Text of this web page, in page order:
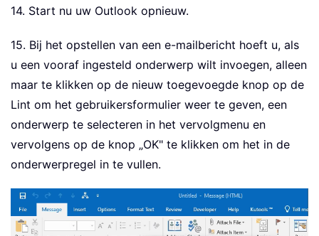
14. Start nu uw Outlook opnieuw.
15. Bij het opstellen van een e-mailbericht hoeft u, als
u een vooraf ingesteld onderwerp wilt invoegen, alleen
maar te klikken op de nieuw toegevoegde knop op de
Lint om het gebruikersformulier weer te geven, een
onderwerp te selecteren in het vervolgmenu en
vervolgens op de knop „OK" te klikken om het in de
onderwerpregel in te vullen.